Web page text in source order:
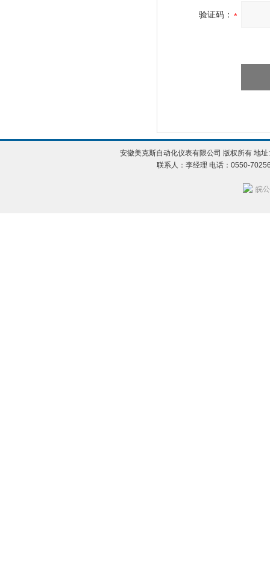
验证码：
安徽美克斯自动化仪表有限公司 版权所有 地
联系人：李经理 电话：0550-
皖